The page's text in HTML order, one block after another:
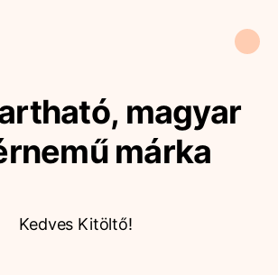
magyar
márka
Kedves Kitöltő!